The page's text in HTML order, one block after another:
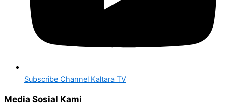
Subscribe Channel Kaltara TV
Media Sosial Kami